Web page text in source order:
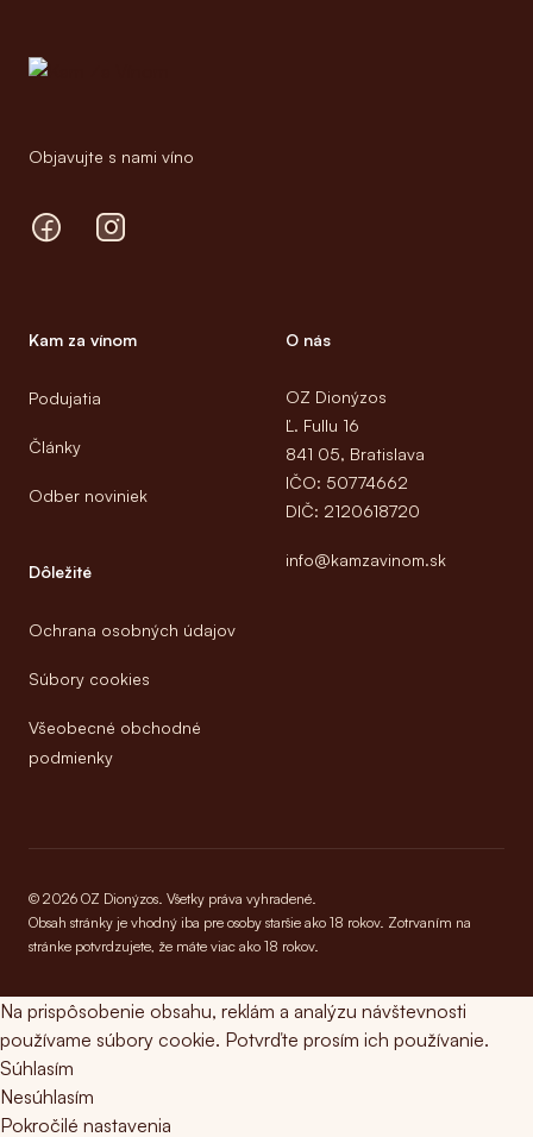
Objavujte s nami víno
FacebookInstagram
Kam za vínom
Podujatia
Články
Odber noviniek
Dôležité
Ochrana osobných údajov
Súbory cookies
Všeobecné obchodné
podmienky
O nás
OZ Dionýzos
Ľ. Fullu 16
841 05, Bratislava
IČO: 50774662
DIČ: 2120618720
info@kamzavinom.sk
© 2026 OZ Dionýzos. Všetky práva vyhradené.
Obsah stránky je vhodný iba pre osoby staršie ako 18 rokov. Zotrvaním na
stránke potvrdzujete, že máte viac ako 18 rokov.
Na prispôsobenie obsahu, reklám a analýzu návštevnosti
používame súbory cookie. Potvrďte prosím ich používanie.
Súhlasím
Nesúhlasím
Pokročilé nastavenia